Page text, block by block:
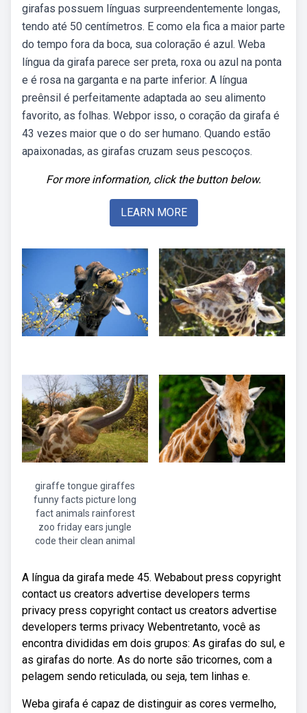
girafas possuem línguas surpreendentemente longas,
tendo até 50 centímetros. E como ela fica a maior parte
do tempo fora da boca, sua coloração é azul. Weba
língua da girafa parece ser preta, roxa ou azul na ponta
e é rosa na garganta e na parte inferior. A língua
preênsil é perfeitamente adaptada ao seu alimento
favorito, as folhas. Webpor isso, o coração da girafa é
43 vezes maior que o do ser humano. Quando estão
apaixonadas, as girafas cruzam seus pescoços.
For more information, click the button below.
LEARN MORE
giraffe tongue giraffes
funny facts picture long
fact animals rainforest
zoo friday ears jungle
code their clean animal
A língua da girafa mede 45. Webabout press copyright
contact us creators advertise developers terms
privacy press copyright contact us creators advertise
developers terms privacy Webentretanto, você as
encontra divididas em dois grupos: As girafas do sul, e
as girafas do norte. As do norte são tricornes, com a
pelagem sendo reticulada, ou seja, tem linhas e.
Weba girafa é capaz de distinguir as cores vermelho,